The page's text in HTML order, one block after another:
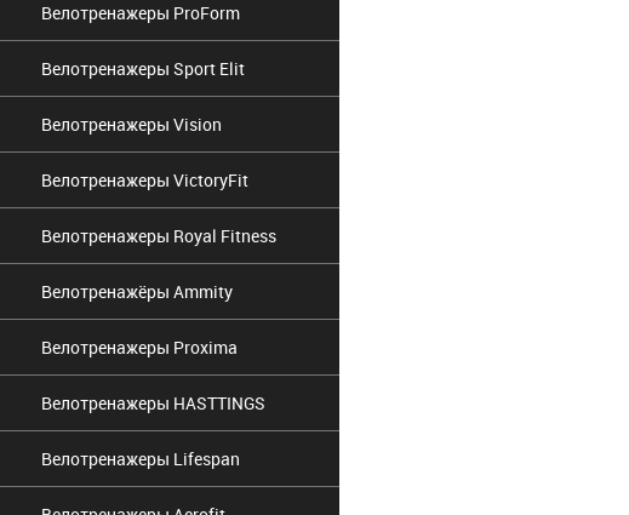
Велотренажеры ProForm
Велотренажеры Sport Elit
Велотренажеры Vision
Велотренажеры VictoryFit
Велотренажеры Royal Fitness
Велотренажёры Ammity
Велотренажеры Proxima
Велотренажеры HASTTINGS
Велотренажеры Lifespan